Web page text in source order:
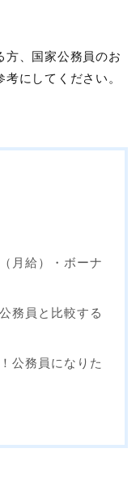
方、国家公務員のお
にしてください。
月給）・ボーナ
務員と比較する
公務員になりた